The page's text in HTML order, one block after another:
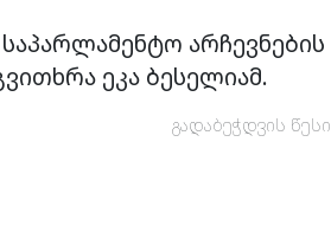
არჩევნების
ეკა ბესელიამ.
გადაბეჭდვის წესი